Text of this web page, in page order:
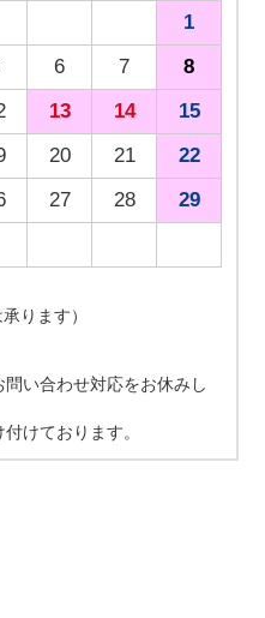
1
6 7
8
13 14
15
20 21
22
27 28
29
ります）
い合わせ対応をお休みし
けております。